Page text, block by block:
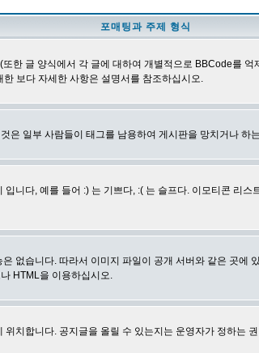
포매팅과 주제 형식
한 글 양식에서 각 글에 대하여 개별적으로 BBCode를
보다 자세한 사항은 설명서를 참조하십시오.
은 일부 사람들이 태그를 남용하여 게시판을 망치거나 하
니다, 예를 들어 :) 는 기쁘다, :( 는 슬프다. 이모티콘 리
없습니다. 따라서 이미지 파일이 공개 서버와 같은 곳에
HTML을 이용하십시오.
치합니다. 공지글을 올릴 수 있는지는 운영자가 정하는